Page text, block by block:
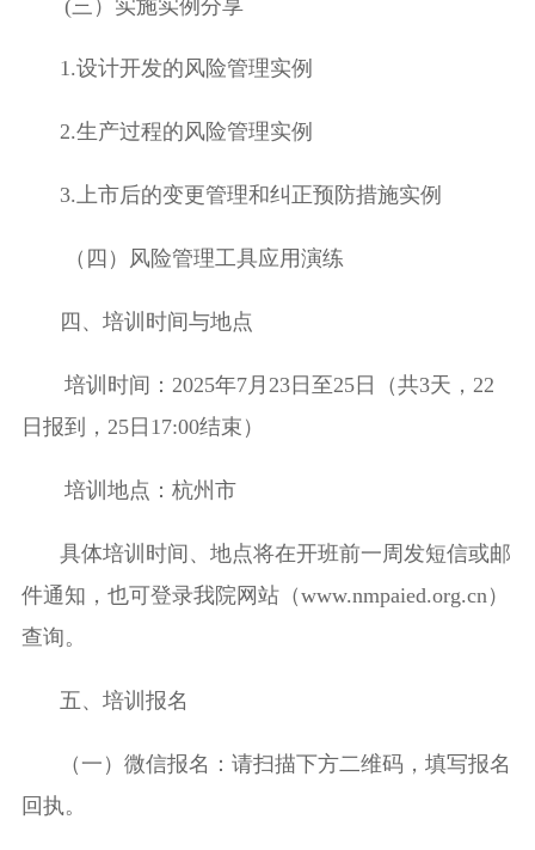
(三）实施实例分享
1.设计开发的风险管理实例
2.生产过程的风险管理实例
3.上市后的变更管理和纠正预防措施实例
（四）风险管理工具应用演练
四、培训时间与地点
培训时间： 2025年7月 23日至25日（共3天， 22
日报到， 25日 17:00结束）
培训地点： 杭州市
具体培训时间、地点将在开班前一周发短信或邮
件通知，也可登录我院网站（www.nmpaied.org.cn ）
查询。
五、培训报名
（一）微信报名：请扫描下方二维码，填写报名
回执。